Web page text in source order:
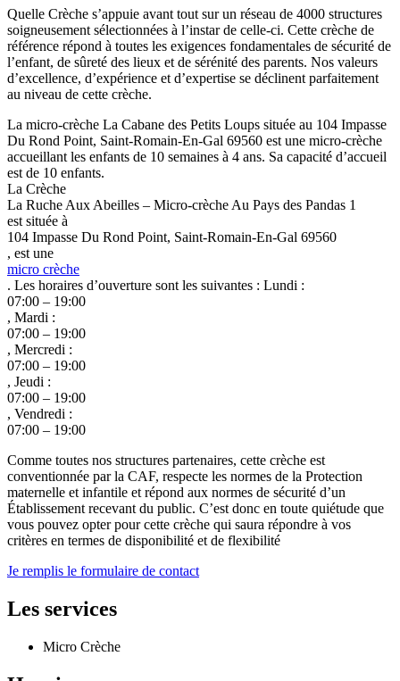
Quelle Crèche s’appuie avant tout sur un réseau de 4000 structures
soigneusement sélectionnées à l’instar de celle-ci. Cette crèche de
référence répond à toutes les exigences fondamentales de sécurité de
l’enfant, de sûreté des lieux et de sérénité des parents. Nos valeurs
d’excellence, d’expérience et d’expertise se déclinent parfaitement
au niveau de cette crèche.
La micro-crèche La Cabane des Petits Loups située au 104 Impasse
Du Rond Point, Saint-Romain-En-Gal 69560 est une micro-crèche
accueillant les enfants de 10 semaines à 4 ans. Sa capacité d’accueil
est de 10 enfants.
La Crèche
La Ruche Aux Abeilles – Micro-crèche Au Pays des Pandas 1
est située à
104 Impasse Du Rond Point, Saint-Romain-En-Gal 69560
, est une
micro crèche
. Les horaires d’ouverture sont les suivantes : Lundi :
07:00 – 19:00
, Mardi :
07:00 – 19:00
, Mercredi :
07:00 – 19:00
, Jeudi :
07:00 – 19:00
, Vendredi :
07:00 – 19:00
Comme toutes nos structures partenaires, cette crèche est
conventionnée par la CAF, respecte les normes de la Protection
maternelle et infantile et répond aux normes de sécurité d’un
Établissement recevant du public. C’est donc en toute quiétude que
vous pouvez opter pour cette crèche qui saura répondre à vos
critères en termes de disponibilité et de flexibilité
Je remplis le formulaire de contact
Les services
Micro Crèche